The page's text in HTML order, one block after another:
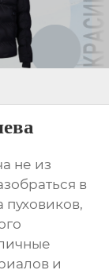
не из
в
пуховиков,
и